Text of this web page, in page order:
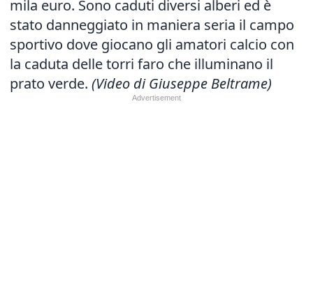
mila euro. Sono caduti diversi alberi ed è
stato danneggiato in maniera seria il campo
sportivo dove giocano gli amatori calcio con
la caduta delle torri faro che illuminano il
prato verde. (Video di Giuseppe Beltrame)